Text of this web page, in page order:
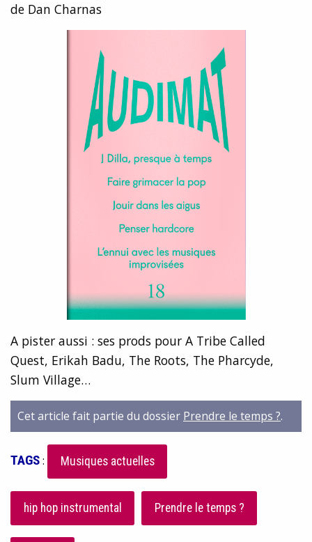
de Dan Charnas
A pister aussi : ses prods pour A Tribe Called
Quest, Erikah Badu, The Roots, The Pharcyde,
Slum Village…
Cet article fait partie du dossier Prendre le temps ?.
TAGS: Musiques actuelles
hip hop instrumental Prendre le temps ?